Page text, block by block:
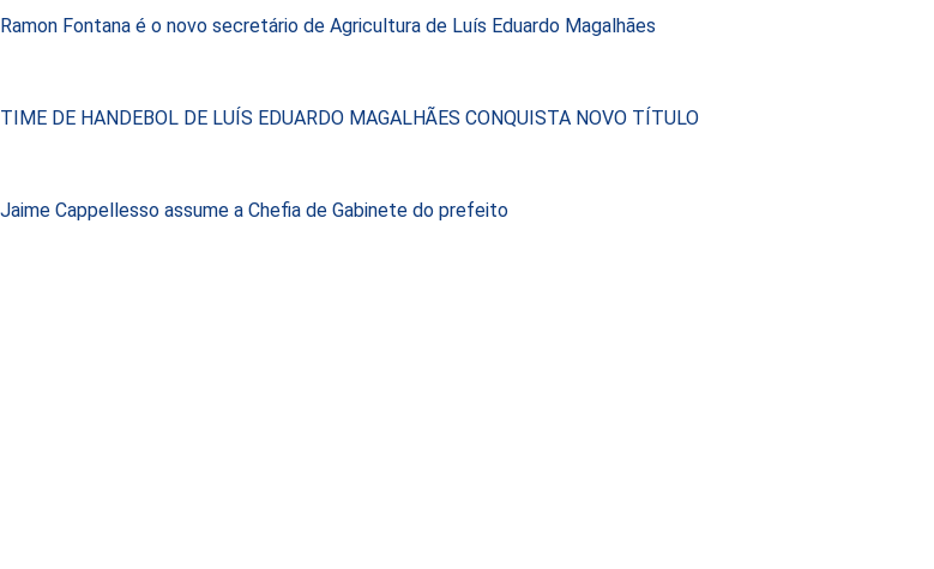
Ramon Fontana é o novo secretário de Agricultura de Luís Eduardo Magalhães
TIME DE HANDEBOL DE LUÍS EDUARDO MAGALHÃES CONQUISTA NOVO TÍTULO
Jaime Cappellesso assume a Chefia de Gabinete do prefeito